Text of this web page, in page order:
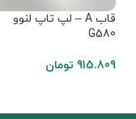
قاب A – لپ تاپ لنوو
G580
915.809 تومان